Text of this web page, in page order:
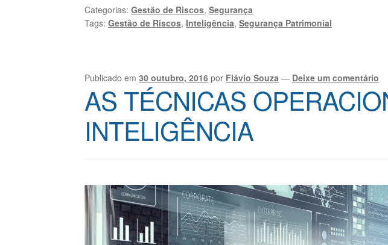
Categorias:Gestão de Riscos,Segurança
Tags:Gestão de Riscos, Inteligência,Segurança Patrimonial
Publicado em30 outubro, 2016 por Flávio Souza — Deixe um comentário
AS TÉCNICAS
INTELIGÊNCIA